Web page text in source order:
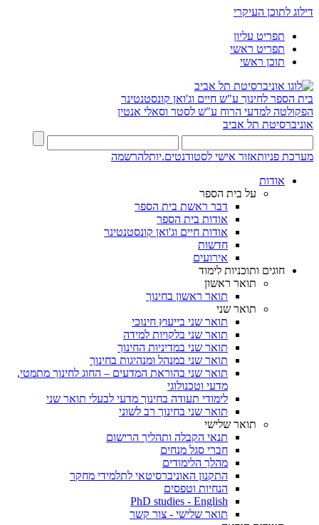
דילוג לתוכן העיקרי
תפריט עליון
תפריט ראשי
תוכן ראשי
בית הספר לחינוך ע"ש חיים וג'ואן קונסטנטינר
הפקולטה למדעי הרוח ע"ש לסטר וסאלי אנטין
אוניברסיטת תל אביב
מערכת פניותאזור אישי לסטודנטים.יותלהרשמה
אודות
על בית הספר
דבר ראשת בית הספר
אודות בית הספר
אודות חיים וג'ואן קונסטנטינר
חדשות
אירועים
חוגים ותוכניות לימוד
תואר ראשון
תואר ראשון בחינוך
תואר שני
תואר שני בייעוץ חינוכי
תואר שני בלקויות למידה
תואר שני במדיניות החינוך
תואר שני במנהל ומנהיגות בחינוך
תואר שני בהוראת המדעים – החוג לחינוך מתמטי,
מדעי וטכנולוגי
לימודי תעודה בחינוך מדעי לבעלי תואר שני
תואר שני בחינוך רב לשוני
תואר שלישי
תנאי הקבלה ותהליך הרישום
חברי סגל מנחים
מהלך הלימודים
התקנון האוניברסיטאי לתלמידי מחקר
הנחיות וטפסים
PhD studies - English
תואר שלישי - צור קשר